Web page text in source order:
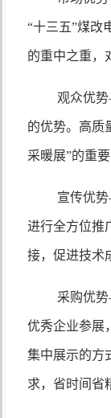
“十三五”煤改
的重中之重，
观众优
的优势。高质
采暖展”的重要
宣传优
进行全方位推
接，促进技术
采购优
优秀企业参展
集中展示的方
求，省时间省